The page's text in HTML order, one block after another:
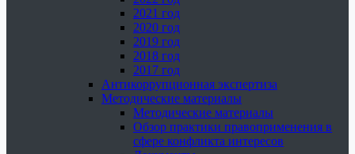
2021 год
2020 год
2019 год
2018 год
2017 год
Антикоррупционная экспертиза
Методические материалы
Методические материалы
Обзор практики правоприменения в
сфере конфликта интересов